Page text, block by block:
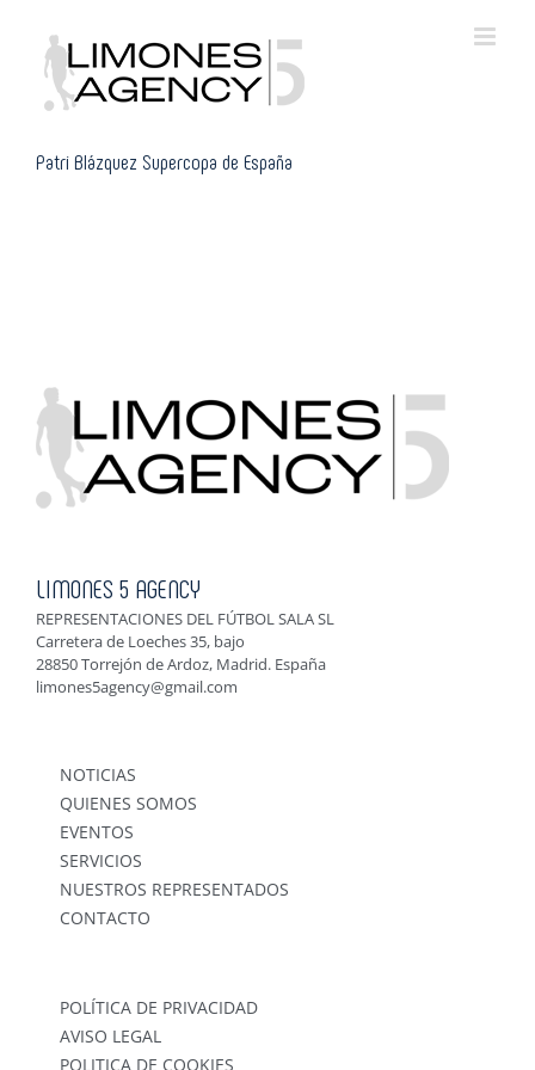
content
Patri Blázquez Supercopa de España
LIMONES 5 AGENCY
REPRESENTACIONES DEL FÚTBOL SALA SL
Carretera de Loeches 35, bajo
28850 Torrejón de Ardoz, Madrid. España
limones5agency@gmail.com
NOTICIAS
QUIENES SOMOS
EVENTOS
SERVICIOS
NUESTROS REPRESENTADOS
CONTACTO
POLÍTICA DE PRIVACIDAD
AVISO LEGAL
POLITICA DE COOKIES